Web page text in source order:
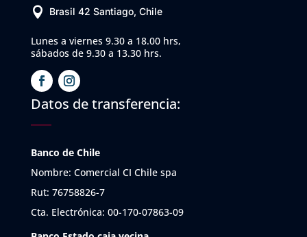
 Brasil 42 Santiago, Chile
Lunes a viernes 9.30 a 18.00 hrs,
sábados de 9.30 a 13.30 hrs.
Datos de transferencia:
Banco de Chile
Nombre: Comercial CI Chile spa
Rut: 76758826-7
Cta. Electrónica: 00-170-07863-09